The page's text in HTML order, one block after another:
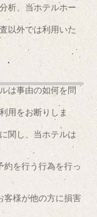
析、当ホテルホー
以外では利用いた
は事由の如何を問
用をお断りしま
関し、当ホテルは
約を行う行為を行っ
客様が他の方に損害